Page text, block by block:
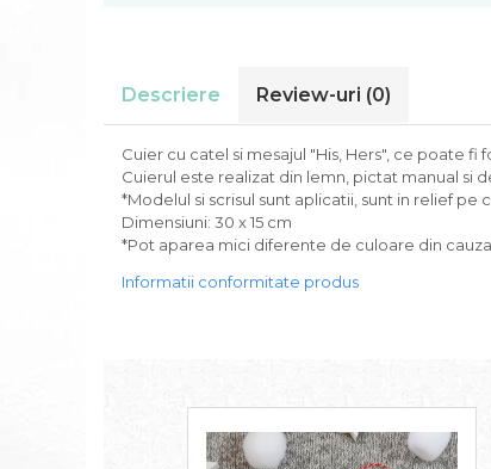
Descriere Review-uri (0)
Cuier cu catel si mesajul "His, Hers", ce poate
Cuierul este realizat din lemn, pictat manual si
*Modelul si scrisul sunt aplicatii, sunt in relief pe
Dimensiuni: 30 x 15 cm
*Pot aparea mici diferente de culoare din
Informatii conformitate produs